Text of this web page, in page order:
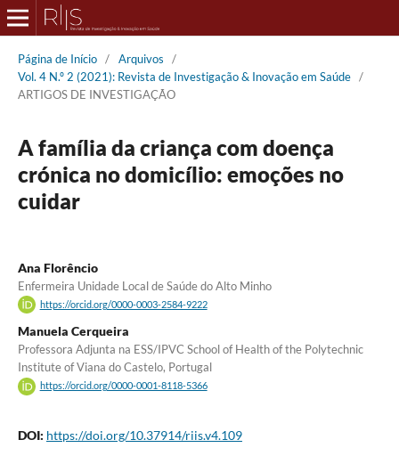
Página de Início / Arquivos
/
Vol. 4 N.º 2 (2021): Revista de Investigação & Inovação em Saúde /
ARTIGOS DE INVESTIGAÇÃO
A família da criança com doença
crónica no domicílio: emoções no
cuidar
Ana Florêncio
Enfermeira Unidade Local de Saúde do Alto Minho
https://orcid.org/0000-0003-2584-9222
Manuela Cerqueira
Professora Adjunta na ESS/IPVC School of Health of the Polytechnic
Institute of Viana do Castelo, Portugal
https://orcid.org/0000-0001-8118-5366
DOI: https://doi.org/10.37914/riis.v4.109